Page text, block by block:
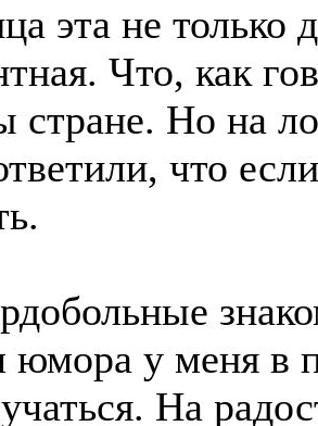
эта не только
Что, как
стране. Но на
что
юмора у меня в
На